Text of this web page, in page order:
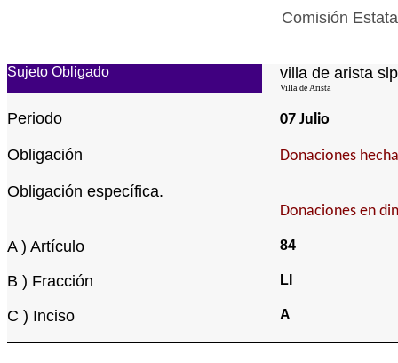
Comisión
Sujeto Obligado villa de arista slp
Villa de Arista
Periodo 07 Julio
Obligación Donaciones
Obligación específica.
Donaciones en
A ) Artículo 84
B ) Fracción LI
C ) Inciso A